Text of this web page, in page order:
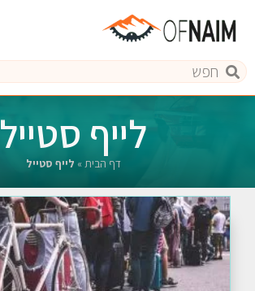
לייף סטייל
דף הבית » לייף סטייל